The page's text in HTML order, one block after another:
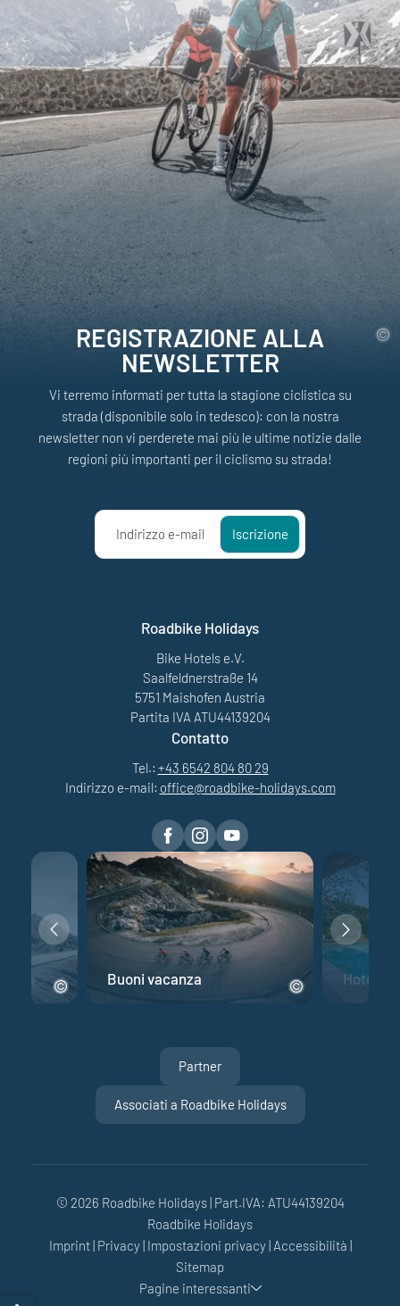
REGISTRAZIONE ALLA
NEWSLETTER
Vi terremo informati per tutta la stagione ciclistica su
strada (disponibile solo in tedesco): con la nostra
newsletter non vi perderete mai più le ultime notizie dalle
regioni più importanti per il ciclismo su strada!
Indirizzo e-mail Iscrizione
Roadbike Holidays
Bike Hotels e.V.
Saalfeldnerstraße 14
5751 Maishofen Austria
Partita IVA ATU44139204
Contatto
Tel.: +43 6542 804 80 29
Indirizzo e-mail: office@roadbike-holidays.com
Buoni vacanza Hotel
Partner
Associati a Roadbike Holidays
© 2026 Roadbike Holidays| Part.IVA: ATU44139204
Roadbike Holidays
Imprint| Privacy| Impostazioni privacy| Accessibilità |
Sitemap
Pagine interessanti